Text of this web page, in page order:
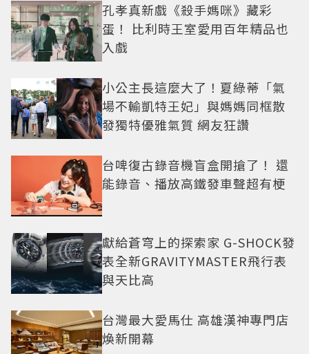
孔孝真新戲《殺手媽咪》藏彩
蛋！ 比利時王室愛用百年精品也
入戲
小公主長這麼大了！夏綠蒂「氣
場不輸凱特王妃」與媽媽同框散
發獨特優雅氣質 網友狂讚
台啤復古錄音機盲盒開搶了！ 還
能錄音、播放高鐵發車聲超有梗
獻給蒼穹上的探索家 G-SHOCK發
表全新GRAVITYMASTER飛行表
與天比高
台灣最大愛馬仕 高雄漢神專門店
煥新開幕